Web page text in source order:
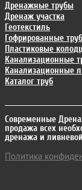
Дренажные трубы
Дренаж участка
Геотекстиль
Гофрированные
Пластиковые
Канализационные
Канализационные
Каталог труб
Современные
продажа всех
дренажа и
Политика